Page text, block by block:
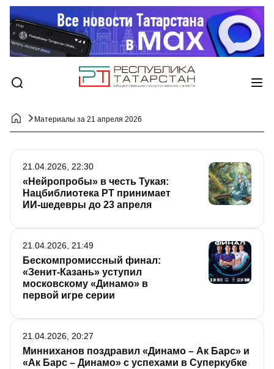
Материалы за 21 апреля 2026
«Нейропробы» в честь Тукая:
Нацбиблиотека РТ принимает
ИИ-шедевры до 23 апреля
21.04.2026, 22:30
Бескомпромиссный финал:
«Зенит-Казань» уступил
московскому «Динамо» в
первой игре серии
21.04.2026, 21:49
Минниханов поздравил «Динамо – Ак Барс» и
«Ак Барс – Динамо» с успехами в Суперкубке
21.04.2026, 20:27